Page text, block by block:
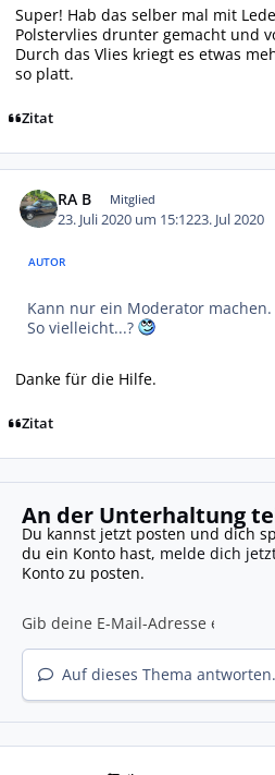
Super! Hab das selber mal mit
Polstervlies drunter gemacht und
Durch das Vlies kriegt es etwas
so platt.
Zitat
RA B Mitglied
23. Juli 2020 um 15:1223. Jul 2020
AUTOR
Kann nur ein Moderator machen.
So vielleicht...?
Danke für die Hilfe.
Zitat
An der Unterhaltung
Du kannst jetzt posten und dich
du ein Konto hast, melde dich
Konto zu posten.
Auf dieses Thema